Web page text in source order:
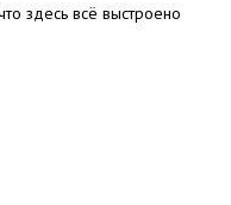
здесь всё выстроено